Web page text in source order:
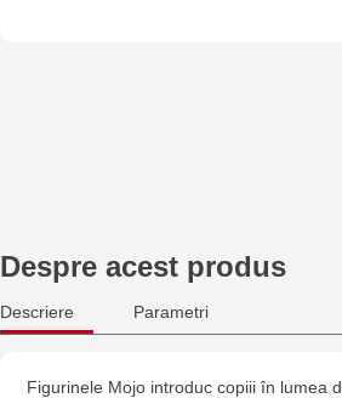
Despre acest produs
Descriere Parametri
Figurinele Mojo introduc copiii în lumea